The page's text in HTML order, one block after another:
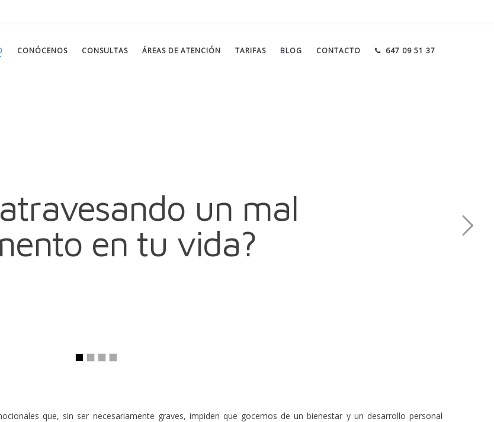
CONÓCENOS CONSULTAS ÁREAS DE ATENCIÓN TARIFAS BLOG CONTACTO 647 09 51 37
un mal
en tu vida?
que, sin ser necesariamente graves, impiden que gocemos de un bienestar y un desarrollo personal